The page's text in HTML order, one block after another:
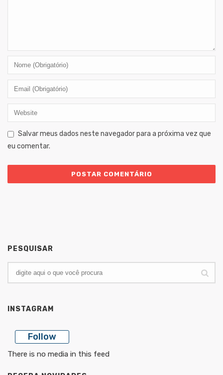
Salvar meus dados neste navegador para a próxima vez que
eu comentar.
PESQUISAR
INSTAGRAM
Follow
There is no media in this feed